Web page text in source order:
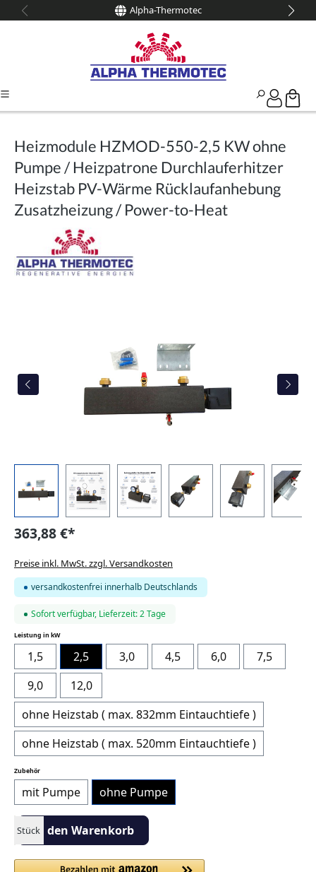
springen Alpha-Thermotec
Heizmodule HZMOD-550-2,5 KW ohne
Pumpe / Heizpatrone Durchlauferhitzer
Heizstab PV-Wärme Rücklaufanhebung
Zusatzheizung / Power-to-Heat
363,88 €*
Preise inkl. MwSt. zzgl. Versandkosten
versandkostenfrei innerhalb Deutschlands
Sofort verfügbar, Lieferzeit: 2 Tage
Leistung in kWauswählen
1,5 2,5 3,0 4,5 6,0
7,5
9,0
12,0
ohne Heizstab ( max. 832mm Eintauchtiefe )
ohne Heizstab ( max. 520mm Eintauchtiefe )
Zubehörauswählen
mit Pumpe ohne Pumpe
Produkt Anzahl: Gib den gewünschten Wert ein oder benutze
StückIn den Warenkorb